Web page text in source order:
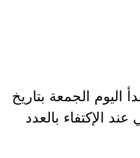
اليوم الجمعة بتاريخ
عند الإكتفاء بالعدد